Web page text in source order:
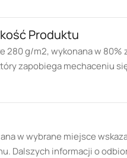
Produktu
280 g/m2, wykonana w
zapobiega mechaceniu
w wybrane miejsce
Dalszych informacji o